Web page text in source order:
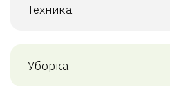
Техника
Уборка